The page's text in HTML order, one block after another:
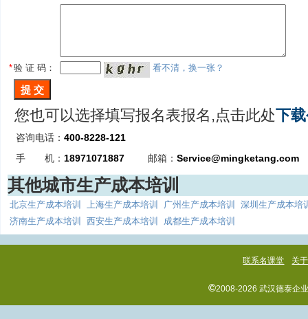
*验 证 码： 看不清，换一张？
您也可以选择填写报名表报名,点击此处下
咨询电话： 400-8228-121
手 机： 18971071887 邮箱： Service@mingketang.com
其他城市生产成本培训
北京生产成本培训 上海生产成本培训 广州生产成本培训
深圳生产成本培
济南生产成本培训
西安生产成本培训 成都生产成本培训
联系名课堂 关
©2008-2026 武汉德泰企